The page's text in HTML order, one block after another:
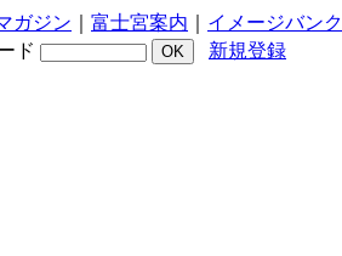
ガジン 富士宮案内 イメージバンク
ド 新規登録